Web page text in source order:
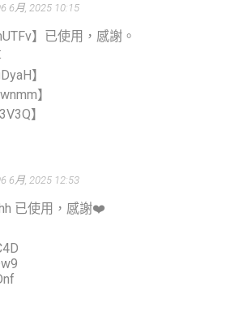
6月, 2025 10:15
】已使用，感謝。
】
】
】
6月, 2025 12:53
已使用，感謝❤️